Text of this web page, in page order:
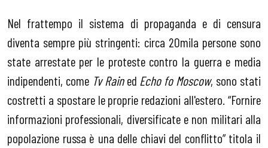
Nel frattempo il sistema di propaganda e di censura
diventa sempre più stringenti: circa 20mila persone sono
state arrestate per le proteste contro la guerra e media
indipendenti, come Tv Rained Echo fo Moscow, sono stati
costretti a spostare le proprie redazioni all'estero. “Fornire
informazioni professionali, diversificate e non militari alla
popolazione russa è una delle chiavi del conflitto” titola il